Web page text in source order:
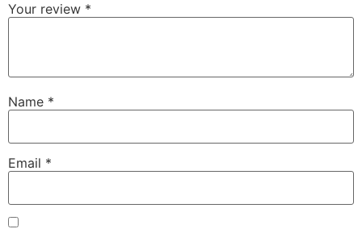
Your review *
Name *
Email *